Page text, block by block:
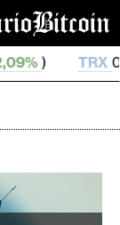
0,329 691 (